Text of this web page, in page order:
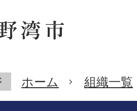
ホーム 組織一覧